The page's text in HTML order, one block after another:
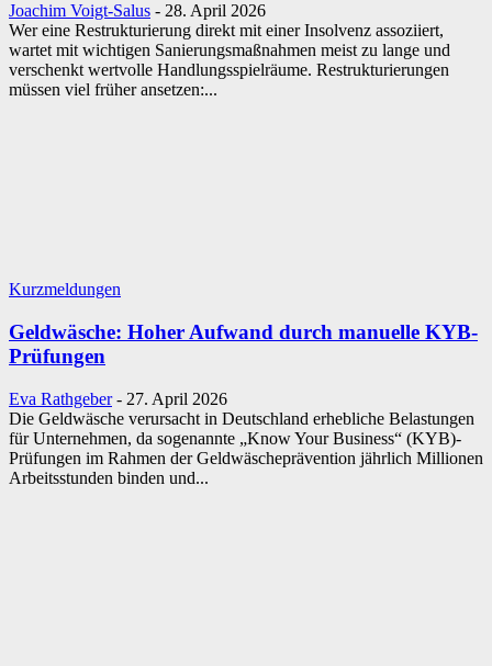
Joachim Voigt-Salus - 28. April 2026
Wer eine Restrukturierung direkt mit einer Insolvenz assoziiert,
wartet mit wichtigen Sanierungsmaßnahmen meist zu lange und
verschenkt wertvolle Handlungsspielräume. Restrukturierungen
müssen viel früher ansetzen:...
Kurzmeldungen
Geldwäsche: Hoher Aufwand durch manuelle KYB-
Prüfungen
Eva Rathgeber - 27. April 2026
Die Geldwäsche verursacht in Deutschland erhebliche Belastungen
für Unternehmen, da sogenannte „Know Your Business“ (KYB)-
Prüfungen im Rahmen der Geldwäscheprävention jährlich Millionen
Arbeitsstunden binden und...